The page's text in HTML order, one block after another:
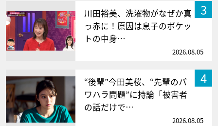
3
川田裕美、洗濯物がなぜか真
っ赤に！原因は息子のポケッ
トの中身…
2026.08.05
4
“後輩”今田美桜、“先輩のパ
ワハラ問題”に持論「被害者
の話だけで…
2026.08.05